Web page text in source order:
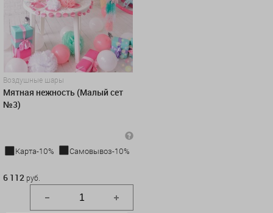
Воздушные шары
Мятная нежность (Малый сет
№3)
Карта-10%
Самовывоз-10%
6 112 руб.